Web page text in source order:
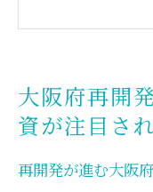
インフラ
大阪府の
不動産投資成
大阪府再開
資が注目さ
再開発が進む大阪